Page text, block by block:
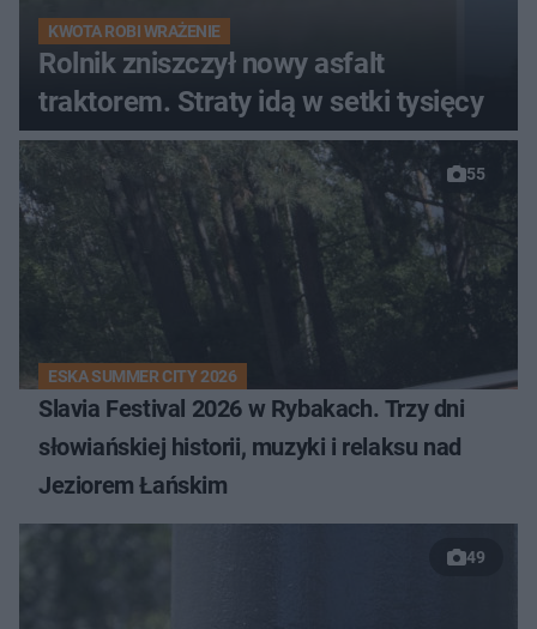
KWOTA ROBI WRAŻENIE
Rolnik zniszczył nowy asfalt
traktorem. Straty idą w setki tysięcy
55
ESKA SUMMER CITY 2026
Slavia Festival 2026 w Rybakach. Trzy dni
słowiańskiej historii, muzyki i relaksu nad
Jeziorem Łańskim
49